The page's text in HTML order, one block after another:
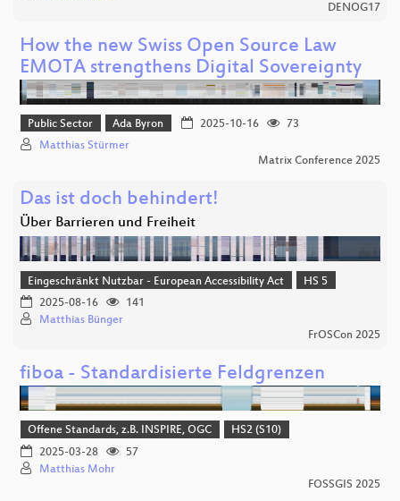
DENOG17
How the new Swiss Open Source Law
EMOTA strengthens Digital Sovereignty
Public Sector Ada Byron 2025-10-16
73
Matthias Stürmer
Matrix Conference 2025
Das ist doch behindert!
Über Barrieren und Freiheit
Eingeschränkt Nutzbar - European Accessibility Act
HS 5
2025-08-16
141
Matthias Bünger
FrOSCon 2025
fiboa - Standardisierte Feldgrenzen
Offene Standards, z.B. INSPIRE, OGC
HS2 (S10)
2025-03-28
57
Matthias Mohr
FOSSGIS 2025